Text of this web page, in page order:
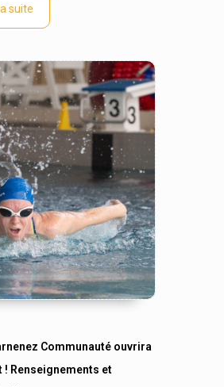
suite
Communauté ouvrira
! Renseignements et